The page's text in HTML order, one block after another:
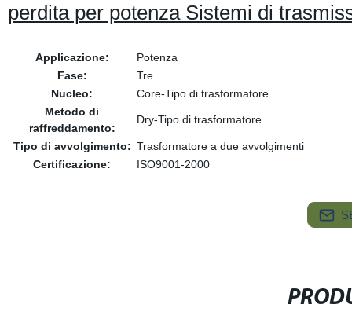
perdita per potenza Sistemi di
Applicazione:
Potenza
Fase:
Tre
Nucleo:
Core-Tipo di trasformatore
Metodo di
raffreddamento:
Dry-Tipo di trasformatore
Tipo di avvolgimento: Trasformatore a due avvolgimenti
Certificazione:
ISO9001-2000